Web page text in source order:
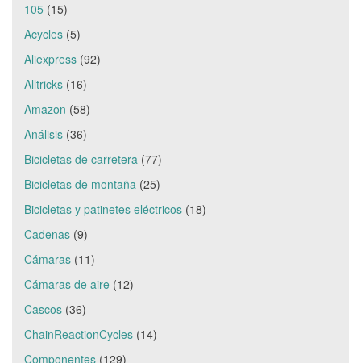
105 (15)
Acycles (5)
Aliexpress (92)
Alltricks (16)
Amazon (58)
Análisis (36)
Bicicletas de carretera (77)
Bicicletas de montaña (25)
Bicicletas y patinetes eléctricos (18)
Cadenas (9)
Cámaras (11)
Cámaras de aire (12)
Cascos (36)
ChainReactionCycles (14)
Componentes (129)